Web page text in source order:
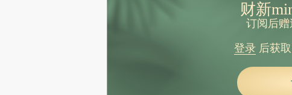
财新
订阅后
登录后获取